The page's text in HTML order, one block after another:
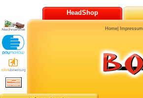
HeadShop
Home Impressum